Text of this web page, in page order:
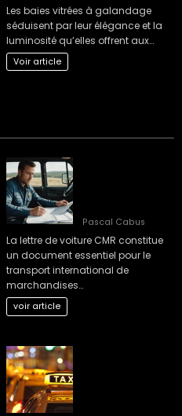
Les baies vitrées à galandage
séduisent par leur élégance et la
luminosité qu’elles offrent aux…
Voir article
Pascal Cabus
La lettre de voiture CMR constitue
un document essentiel pour le
transport international de
marchandises…
voir article